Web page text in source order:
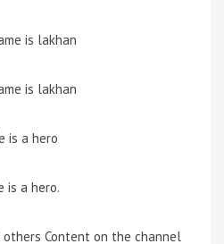
is lakhan
is lakhan
is a hero
is a hero.
others Content on the channel